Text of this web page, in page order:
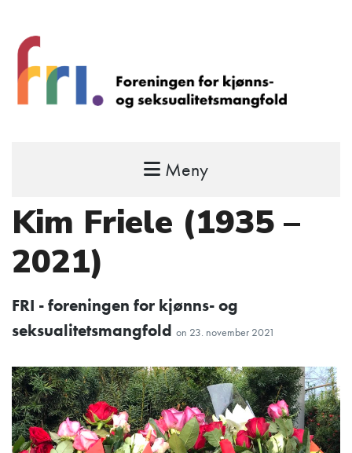
FRI – foreningen for kjønns- og
STÅ OPP FOR RETTEN TIL Å VÆRE FRI
Meny
Kim Friele (1935 –
2021)
FRI - foreningen for kjønns- og
seksualitetsmangfold on 23. november 2021